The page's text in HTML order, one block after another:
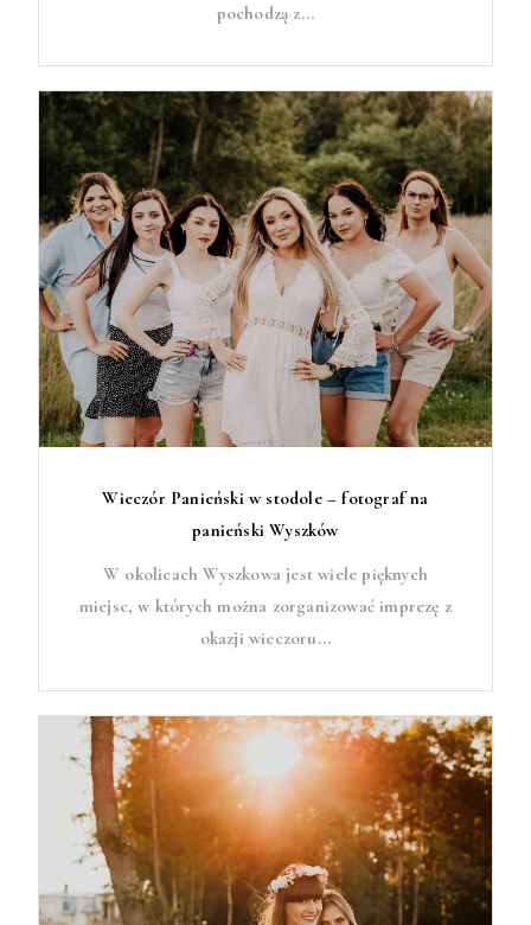
pochodzą z...
Wieczór Panieński w stodole – fotograf na
panieński Wyszków
W okolicach Wyszkowa jest wiele pięknych
miejsc, w których można zorganizować imprezę z
okazji wieczoru...